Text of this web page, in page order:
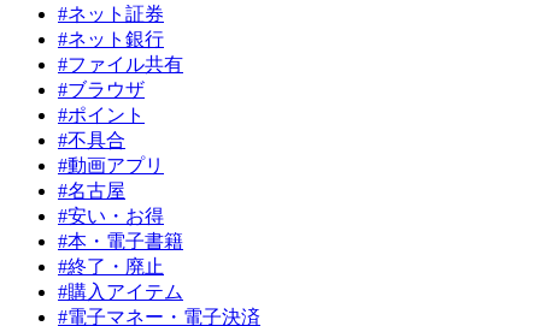
#ネット証券
#ネット銀行
#ファイル共有
#ブラウザ
#ポイント
#不具合
#動画アプリ
#名古屋
#安い・お得
#本・電子書籍
#終了・廃止
#購入アイテム
#電子マネー・電子決済